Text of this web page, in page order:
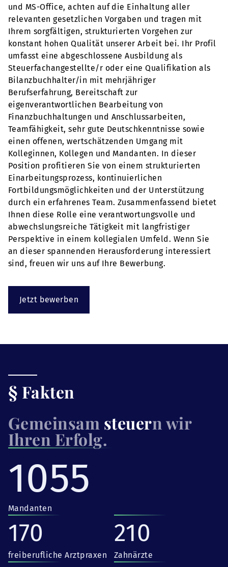
und MS-Office, achten auf die Einhaltung aller
relevanten gesetzlichen Vorgaben und tragen mit
Ihrem sorgfältigen, strukturierten Vorgehen zur
konstant hohen Qualität unserer Arbeit bei. Ihr Profil
umfasst eine abgeschlossene Ausbildung als
Steuerfachangestellte/r oder eine Qualifikation als
Bilanzbuchhalter/in mit mehrjähriger
Berufserfahrung, Bereitschaft zur
eigenverantwortlichen Bearbeitung von
Finanzbuchhaltungen und Anschlussarbeiten,
Teamfähigkeit, sehr gute Deutschkenntnisse sowie
einen offenen, wertschätzenden Umgang mit
Kolleginnen, Kollegen und Mandanten. In dieser
Position profitieren Sie von einem strukturierten
Einarbeitungsprozess, kontinuierlichen
Fortbildungsmöglichkeiten und der Unterstützung
durch ein erfahrenes Team. Zusammenfassend bietet
Ihnen diese Rolle eine verantwortungsvolle und
abwechslungsreiche Tätigkeit mit langfristiger
Perspektive in einem kollegialen Umfeld. Wenn Sie
an dieser spannenden Herausforderung interessiert
sind, freuen wir uns auf Ihre Bewerbung.
Jetzt bewerben
§ Fakten
Gemeinsam steuern wir
Ihren Erfolg.
1055
Mandanten
170
freiberufliche Arztpraxen
210
Zahnärzte